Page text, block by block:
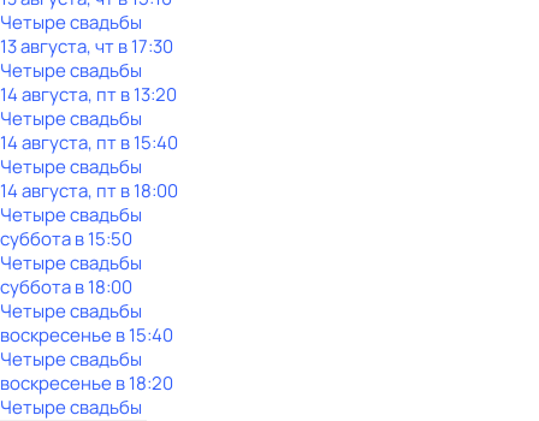
Четыре свадьбы
13 августа, чт в 17:30
Четыре свадьбы
14 августа, пт в 13:20
Четыре свадьбы
14 августа, пт в 15:40
Четыре свадьбы
14 августа, пт в 18:00
Четыре свадьбы
субботав15:50
Четыре свадьбы
субботав18:00
Четыре свадьбы
воскресенье в15:40
Четыре свадьбы
воскресенье в18:20
Четыре свадьбы